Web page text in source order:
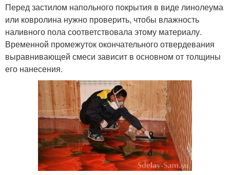
Перед застилом напольного покрытия в виде линолеума
или ковролина нужно проверить, чтобы влажность
наливного пола соответствовала этому материалу.
Временной промежуток окончательного отвердевания
выравнивающей смеси зависит в основном от толщины
его нанесения.